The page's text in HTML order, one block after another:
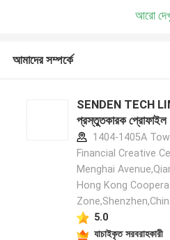
আরো
আমাদের সম্পর্কে
SENDEN TECH
প্রস্তুতকারক প্রোফাইল
1404-1405A
Financial Creative
Menghai
Hong Kong
5.0
যাচাইকৃত সরবরাহকারী